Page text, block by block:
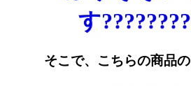
す
そこで、こちらの商品